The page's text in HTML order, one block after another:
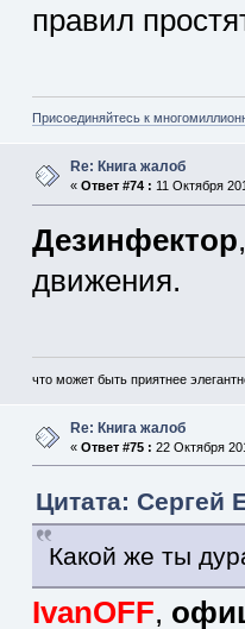
правил
Присоединяйтесь к
Re: Книга жалоб
« Ответ #74 : 11 Октября
Дезинфектор
движения.
что может быть приятнее
Re: Книга жалоб
« Ответ #75 : 22 Октября
Цитата: Сергей
Какой же ты
IvanOFF,